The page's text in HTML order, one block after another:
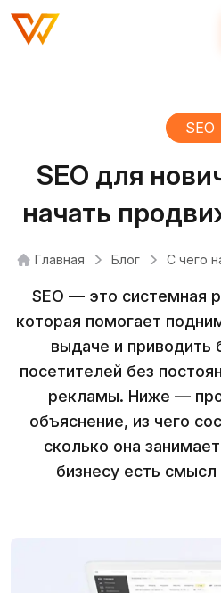
SEO
SEO для
начать
Главная Блог С чего
SEO — это системная
которая помогает
выдаче и приводить
посетителей без
рекламы. Ниже —
объяснение, из чего
сколько она
бизнесу есть смысл